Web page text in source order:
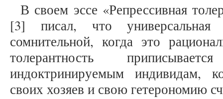
В своем эссе «Репрессивная
[3] писал, что универсальная
сомнительной, когда это
толерантность
индоктринируемым индивидам,
своих хозяев и свою гетерономию